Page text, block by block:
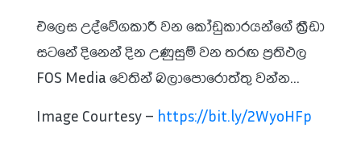
එලෙස උද්වේගකාරී වන කෝඩුකාරයන්ගේ ක්‍රීඩා
සටනේ දිනෙන් දින උණුසුම් වන තරඟ ප්‍රතිඵල
FOS Media වෙතින් බලාපොරොත්තු වන්න…
Image Courtesy – https://bit.ly/2WyoHFp